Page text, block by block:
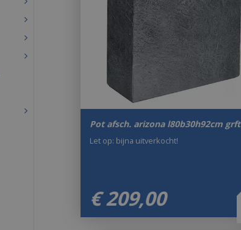
Pot afsch. arizona l80b30h92cm grft
€ 209,00
Let op: bijna uitverkocht!